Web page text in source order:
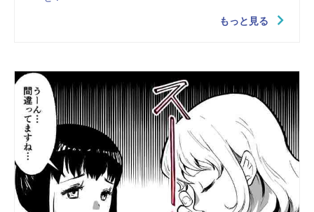
もっと見る